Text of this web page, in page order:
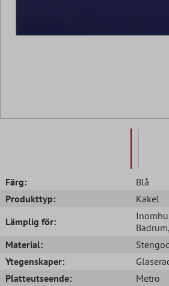
Färg:
Blå
Produkttyp:
Kakel
Lämplig för:
Badrum
Material:
Ytegenskaper:
Platteutseende:
Metro